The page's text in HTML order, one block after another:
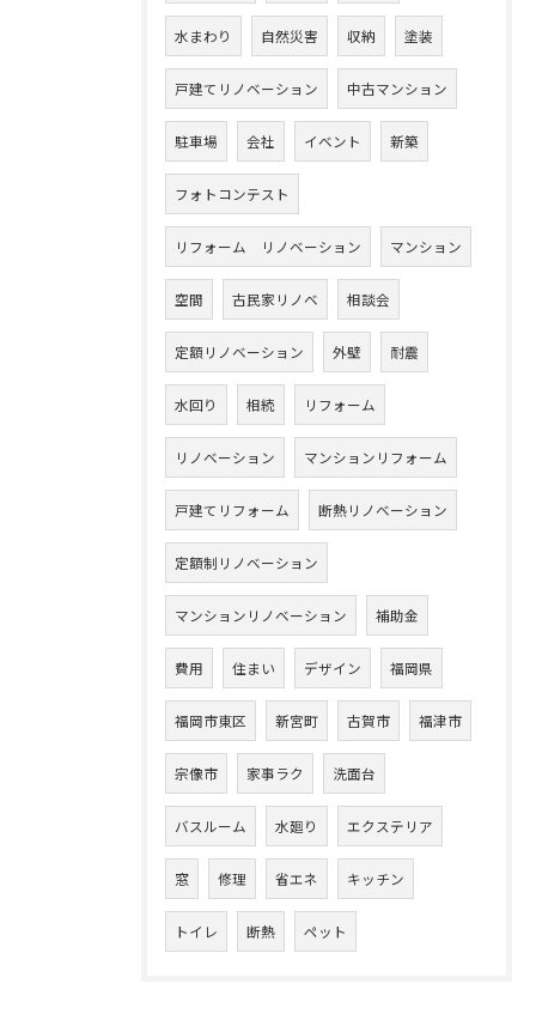
水まわり 自然災害 収納 塗装
戸建てリノベーション 中古マンション
駐車場 会社 イベント 新築
フォトコンテスト
リフォーム リノベーション マンション
空間 古民家リノベ 相談会
定額リノベーション 外壁 耐震
水回り 相続 リフォーム
リノベーション マンションリフォーム
戸建てリフォーム 断熱リノベーション
定額制リノベーション
マンションリノベーション 補助金
費用 住まい デザイン 福岡県
福岡市東区 新宮町 古賀市 福津市
宗像市 家事ラク 洗面台
バスルーム 水廻り エクステリア
窓 修理 省エネ キッチン
トイレ 断熱 ペット